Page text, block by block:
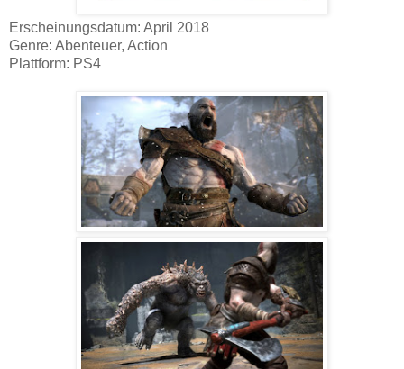
Erscheinungsdatum: April 2018
Genre: Abenteuer, Action
Plattform: PS4